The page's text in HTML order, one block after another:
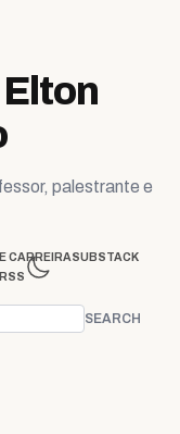
palestrante e
CARREIRASUBSTACK
RSS
SEARCH